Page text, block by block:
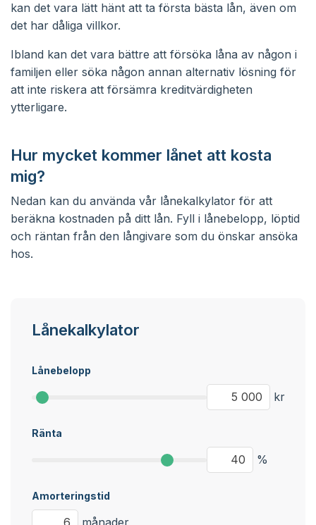
kan det vara lätt hänt att ta första bästa lån, även om
det har dåliga villkor.
Ibland kan det vara bättre att försöka låna av någon i
familjen eller söka någon annan alternativ lösning för
att inte riskera att försämra kreditvärdigheten
ytterligare.
Hur mycket kommer lånet att kosta
mig?
Nedan kan du använda vår lånekalkylator för att
beräkna kostnaden på ditt lån. Fyll i lånebelopp, löptid
och räntan från den långivare som du önskar ansöka
hos.
Lånekalkylator
Lånebelopp
kr
Ränta
%
Amorteringstid